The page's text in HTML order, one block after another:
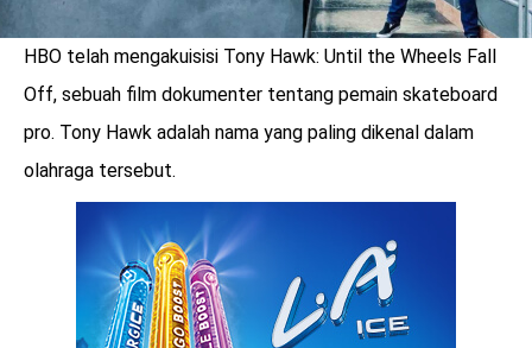
benefit
menarik
HBO telah mengakuisisi Tony Hawk: Until the Wheels Fall
Off, sebuah film dokumenter tentang pemain skateboard
pro. Tony Hawk adalah nama yang paling dikenal dalam
olahraga tersebut.